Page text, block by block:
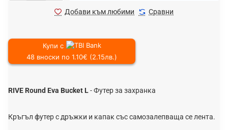
Добави към любими Сравни
Купи с
48 вноски по 1.10€ (2.15лв.)
RIVE Round Eva Bucket L- Футер за захранка
Кръгъл футер с дръжки и капак със самозалепваща се лента.